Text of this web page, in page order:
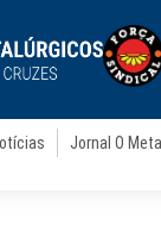
Jornal O